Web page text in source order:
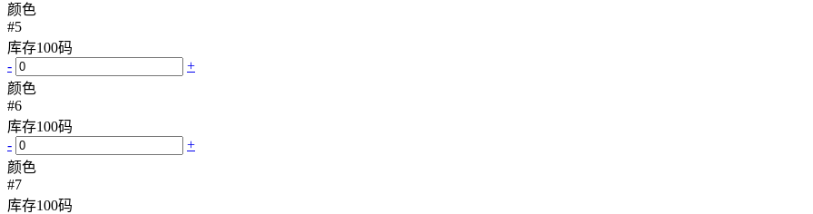
颜色
#5
库存100码
-
+
颜色
#6
库存100码
-
+
颜色
#7
库存100码